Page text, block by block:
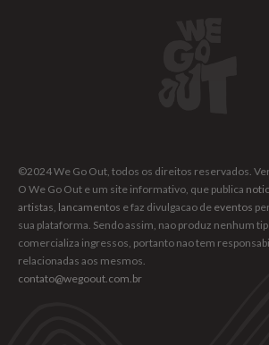
©2024 We Go Out, todos os direitos reservados.
O We Go Out e um site informativo, que publica
artistas lancamentos e faz divulgacao de eventos
sua plataforma. Sendo assim, nao produz nenhum
comercializa ingressos, portanto nao tem
relacionadas aos mesmos.
contato@wegoout.com.br